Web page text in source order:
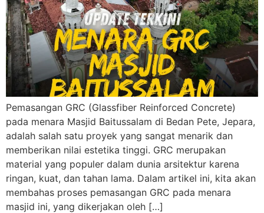
Pemasangan GRC (Glassfiber Reinforced Concrete)
pada menara Masjid Baitussalam di Bedan Pete, Jepara,
adalah salah satu proyek yang sangat menarik dan
memberikan nilai estetika tinggi. GRC merupakan
material yang populer dalam dunia arsitektur karena
ringan, kuat, dan tahan lama. Dalam artikel ini, kita akan
membahas proses pemasangan GRC pada menara
masjid ini, yang dikerjakan oleh […]